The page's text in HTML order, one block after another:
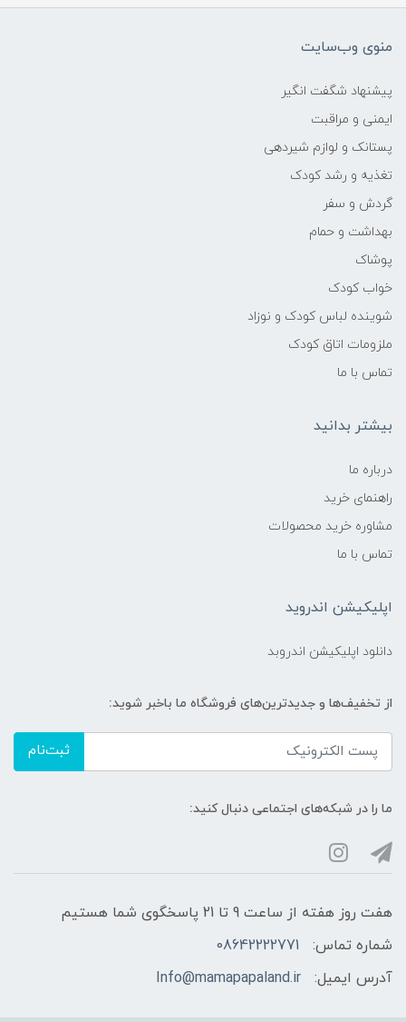
منوی وب‌سایت
پیشنهاد شگفت انگیر
ایمنی و مراقبت
پستانک و لوازم شیردهی
تغذیه و رشد کودک
گردش و سفر
بهداشت و حمام
پوشاک
خواب کودک
شوینده لباس کودک و نوزاد
ملزومات اتاق کودک
تماس با ما
بیشتر بدانید
درباره ما
راهنمای خرید
مشاوره خرید محصولات
تماس با ما
اپلیکیشن اندروید
دانلود اپلیکیشن اندروبد
از تخفیف‌ها و جدیدترین‌های فروشگاه ما باخبر شوید:
ثبت‌نام
ما را در شبکه‌های اجتماعی دنبال کنید:
هفت روز هفته از ساعت 9 تا 21 پاسخگوی شما هستیم
شماره تماس:
08642222771
آدرس ایمیل:
Info@mamapapaland.ir